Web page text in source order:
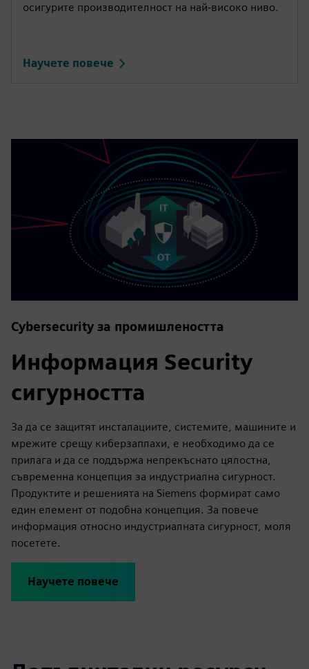
осигурите производителност на най-високо ниво.
Научете повече
Cybersecurity за промишлеността
Информация Security
сигурността
За да се защитят инсталациите, системите, машините и
мрежите срещу киберзаплахи, е необходимо да се
прилага и да се поддържа непрекъснато цялостна,
съвременна концепция за индустриална сигурност.
Продуктите и решенията на Siemens формират само
един елемент от подобна концепция. За повече
информация относно индустриалната сигурност, моля
посетете.
Научете повече